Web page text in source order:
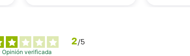
2/5
Opinión verificada